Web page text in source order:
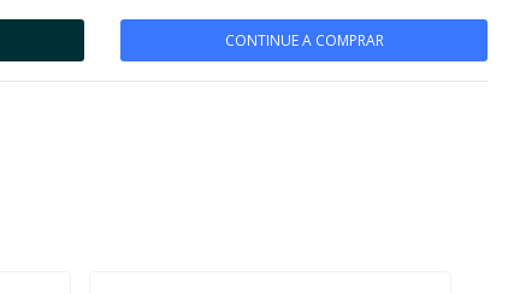
CONTINUE A COMPRAR